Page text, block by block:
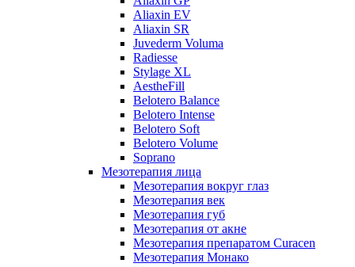
Aliaxin EV
Aliaxin SR
Juvederm Voluma
Radiesse
Stylage XL
AestheFill
Belotero Balance
Belotero Intense
Belotero Soft
Belotero Volume
Soprano
Мезотерапия лица
Мезотерапия вокруг глаз
Мезотерапия век
Мезотерапия губ
Мезотерапия от акне
Мезотерапия препаратом Curacen
Мезотерапия Монако